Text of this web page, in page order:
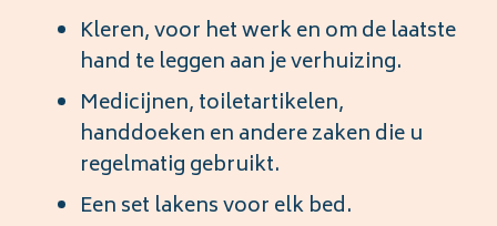
Kleren, voor het werk en om de laatste
hand te leggen aan je verhuizing.
Medicijnen, toiletartikelen,
handdoeken en andere zaken die u
regelmatig gebruikt.
Een set lakens voor elk bed.